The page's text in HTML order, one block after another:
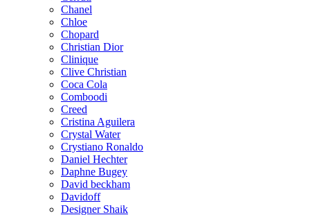
Chanel
Chloe
Chopard
Christian Dior
Clinique
Clive Christian
Coca Cola
Comboodi
Creed
Cristina Aguilera
Crystal Water
Crystiano Ronaldo
Daniel Hechter
Daphne Bugey
David beckham
Davidoff
Designer Shaik